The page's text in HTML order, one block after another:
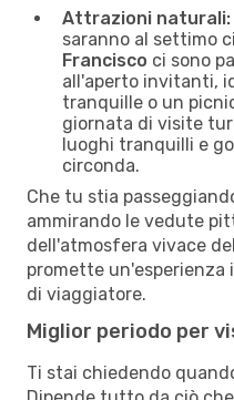
Attrazioni naturali:
saranno al settimo
Francisco ci sono
all'aperto invitanti,
tranquille o un
giornata di visite
luoghi tranquilli e
circonda.
Che tu stia
ammirando le vedute
dell'atmosfera vivace
promette un'esperienza
di viaggiatore.
Miglior periodo per
Ti stai chiedendo